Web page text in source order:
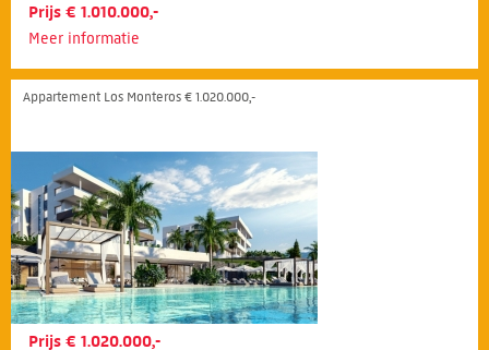
Prijs € 1.010.000,-
Meer informatie
Appartement Los Monteros € 1.020.000,-
Prijs € 1.020.000,-